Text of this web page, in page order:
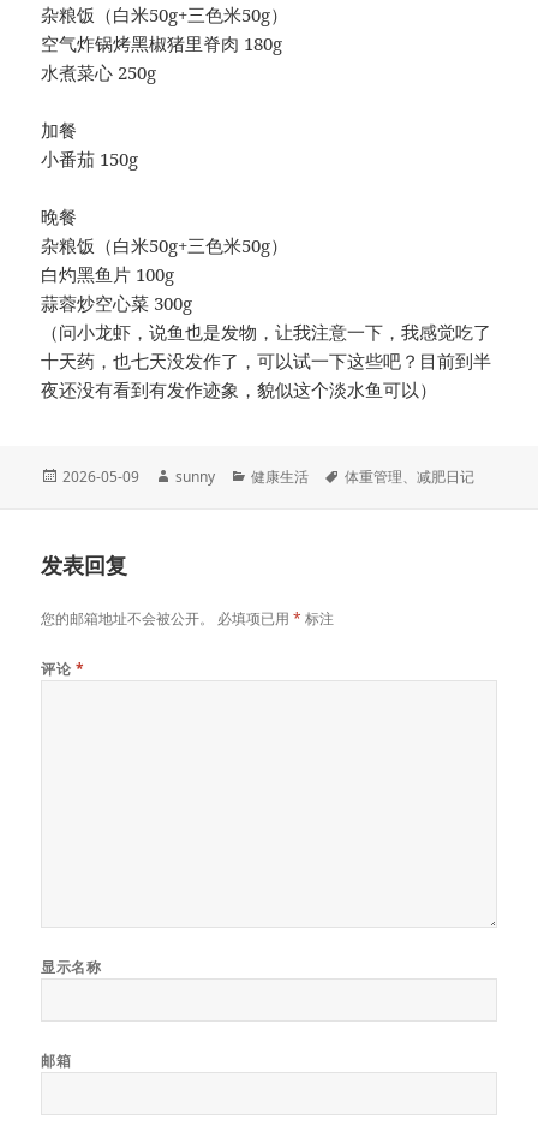
杂粮饭（白米50g+三色米50g）
空气炸锅烤黑椒猪里脊肉 180g
水煮菜心 250g
加餐
小番茄 150g
晚餐
杂粮饭（白米50g+三色米50g）
白灼黑鱼片 100g
蒜蓉炒空心菜 300g
（问小龙虾，说鱼也是发物，让我注意一下，我感觉吃了
十天药，也七天没发作了，可以试一下这些吧？目前到半
夜还没有看到有发作迹象，貌似这个淡水鱼可以）
发
2026-05-09
作
sunny
分
健康生活
标
体重管理、减肥日记
发表回复
您的邮箱地址不会被公开。 必填项已用* 标注
评论 *
显示名称
邮箱